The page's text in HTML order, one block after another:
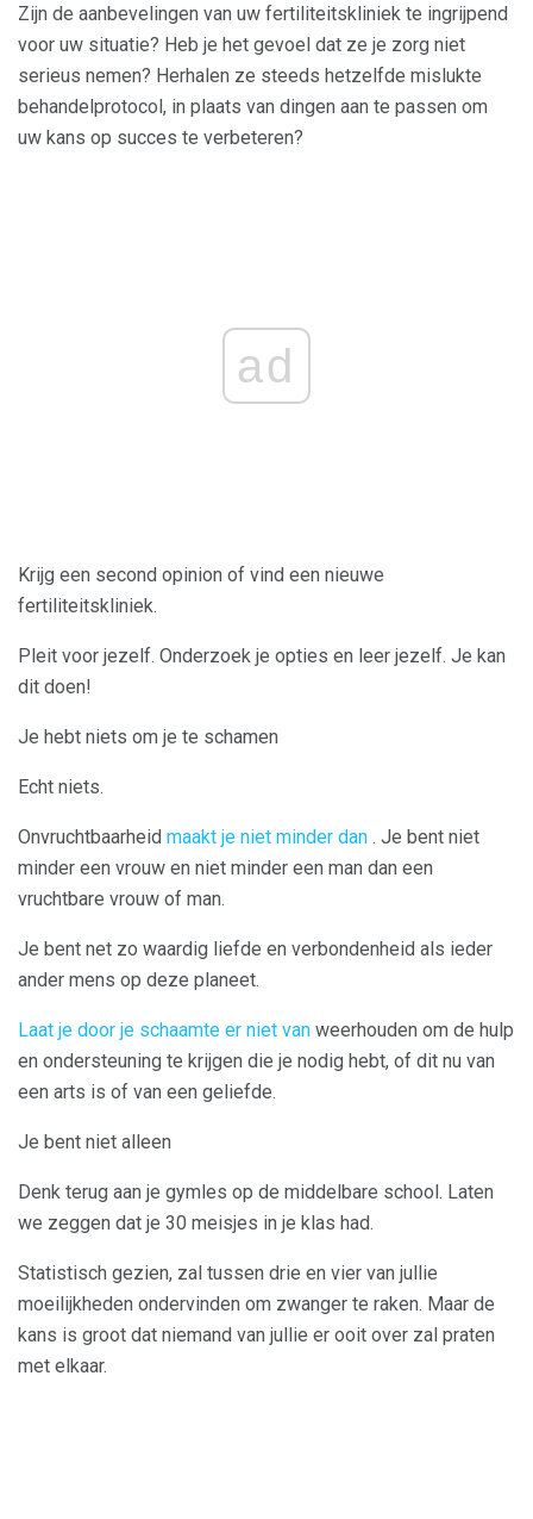
Zijn de aanbevelingen van uw fertiliteitskliniek te ingrijpend
voor uw situatie? Heb je het gevoel dat ze je zorg niet
serieus nemen? Herhalen ze steeds hetzelfde mislukte
behandelprotocol, in plaats van dingen aan te passen om
uw kans op succes te verbeteren?
ad
Krijg een second opinion of vind een nieuwe
fertiliteitskliniek.
Pleit voor jezelf. Onderzoek je opties en leer jezelf. Je kan
dit doen!
Je hebt niets om je te schamen
Echt niets.
Onvruchtbaarheid maakt je niet minder dan . Je bent niet
minder een vrouw en niet minder een man dan een
vruchtbare vrouw of man.
Je bent net zo waardig liefde en verbondenheid als ieder
ander mens op deze planeet.
Laat je door je schaamte er niet van weerhouden om de hulp
en ondersteuning te krijgen die je nodig hebt, of dit nu van
een arts is of van een geliefde.
Je bent niet alleen
Denk terug aan je gymles op de middelbare school. Laten
we zeggen dat je 30 meisjes in je klas had.
Statistisch gezien, zal tussen drie en vier van jullie
moeilijkheden ondervinden om zwanger te raken. Maar de
kans is groot dat niemand van jullie er ooit over zal praten
met elkaar.